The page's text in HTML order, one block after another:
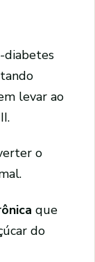
diabetes
levar ao
o
que
do